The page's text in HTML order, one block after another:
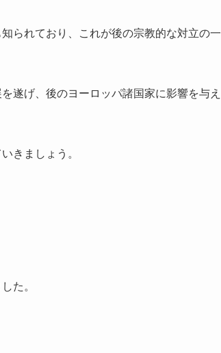
られており、これが後の宗教的な対立の一
遂げ、後のヨーロッパ諸国家に影響を与え
きましょう。
た。